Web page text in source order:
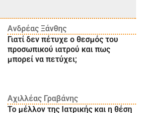
Ανδρέας Ξάνθης
Γιατί δεν πέτυχε ο θεσμός του
προσωπικού ιατρού και πως
μπορεί να πετύχει;
Αχιλλέας Γραβάνης
Το μέλλον της Ιατρικής και η θέση